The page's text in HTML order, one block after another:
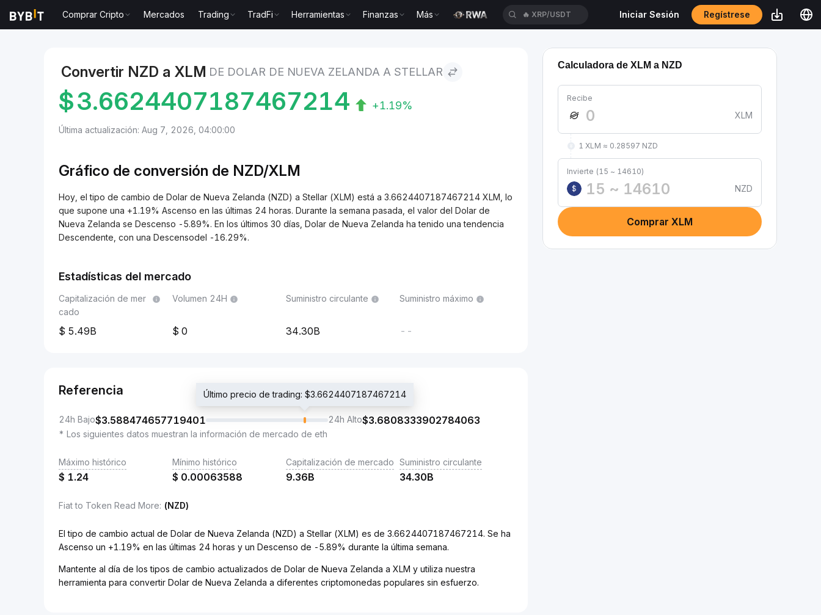
Comprar Cripto Mercados Trading TradFi Herramientas Finanzas Más 🔥 XRP/USDT Iniciar Sesión Regístrese
Convertir NZD a XLM DE DOLAR DE NUEVA ZELANDA A STELLAR
$3.6624407187467214 +1.19%
Última actualización: Aug 7, 2026, 04:00:00
Gráfico de conversión de NZD/XLM
Hoy, el tipo de cambio de Dolar de Nueva Zelanda (NZD) a Stellar (XLM) está a 3.6624407187467214 XLM, lo
que supone una +1.19% Ascenso en las últimas 24 horas. Durante la semana pasada, el valor del Dolar de
Nueva Zelanda se Descenso -5.89%. En los últimos 30 días, Dolar de Nueva Zelanda ha tenido una tendencia
Descendente, con una Descensodel -16.29%.
Estadísticas del mercado
Capitalización de mer
cado
5.49B
Volumen 24H
0
Suministro circulante
34.30B
Suministro máximo
--
Referencia
24h Bajo$3.588474657719401
Último precio de trading: $3.6624407187467214
24h Alto$3.6808333902784063
* Los siguientes datos muestran la información de mercado de eth
Máximo histórico
$ 1.24
Mínimo histórico
$ 0.00063588
Capitalización de mercado
9.36B
Suministro circulante
34.30B
Fiat to Token Read More: (NZD)
El tipo de cambio actual de Dolar de Nueva Zelanda (NZD) a Stellar (XLM) es de 3.6624407187467214. Se ha
Ascenso un +1.19% en las últimas 24 horas y un Descenso de -5.89% durante la última semana.
Mantente al día de los tipos de cambio actualizados de Dolar de Nueva Zelanda a XLM y utiliza nuestra
herramienta para convertir Dolar de Nueva Zelanda a diferentes criptomonedas populares sin esfuerzo.
Calculadora de XLM a NZD
Recibe
XLM
1 XLM ≈ 0.28597 NZD
Invierte (15 ~ 14610)
$
NZD
Comprar XLM